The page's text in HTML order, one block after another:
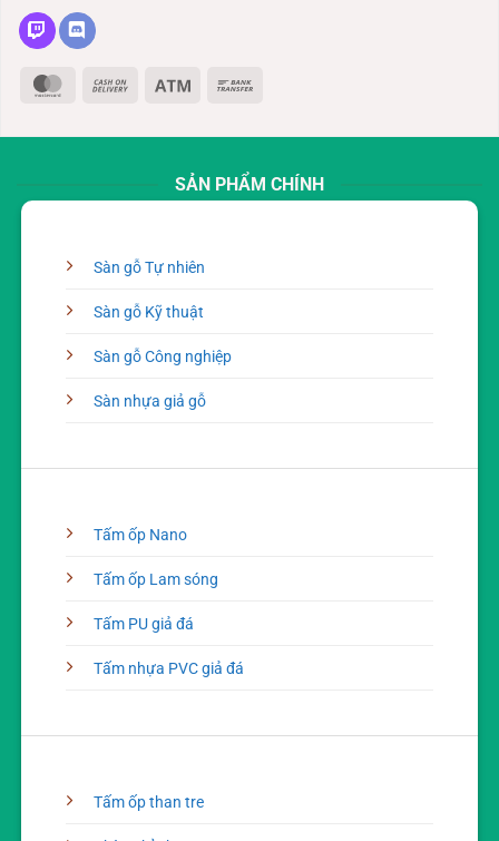
MasterCard
Cash
Delivery
Atm
SẢN PHẨM CHÍNH
Sàn gỗ Tự nhiên
Sàn gỗ Kỹ thuật
Sàn gỗ Công nghiệp
Sàn nhựa giả gỗ
Tấm ốp Nano
Tấm ốp Lam sóng
Tấm PU giả đá
Tấm nhựa PVC giả đá
Tấm ốp than tre